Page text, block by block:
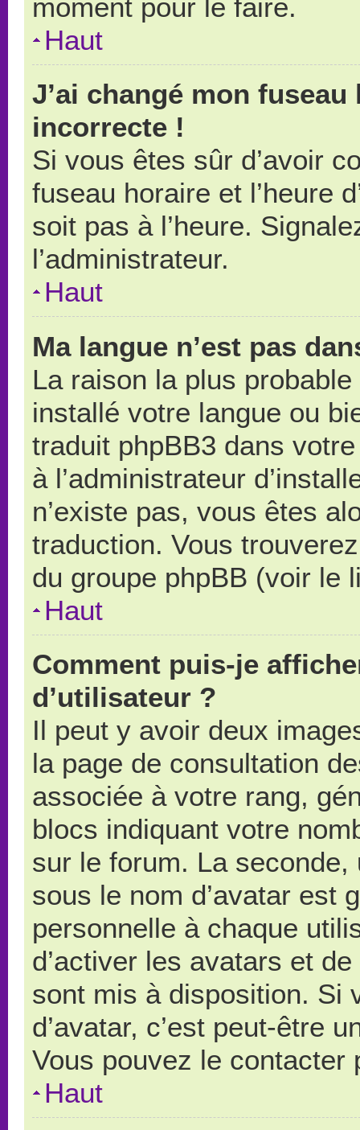
moment pour le faire.
Haut
J’ai changé mon
incorrecte !
Si vous êtes sûr d’avoir
fuseau horaire et l’heure
soit pas à l’heure.
l’administrateur.
Haut
Ma langue n’est pas
La raison la plus probable
installé votre langue ou
traduit phpBB3 dans
à l’administrateur
n’existe pas, vous êtes
traduction. Vous
du groupe phpBB (voir le
Haut
Comment puis-je
d’utilisateur ?
Il peut y avoir deux
la page de consultation
associée à votre rang,
blocs indiquant votre
sur le forum. La
sous le nom d’avatar est
personnelle à chaque
d’activer les avatars et
sont mis à disposition. Si
d’avatar, c’est peut-être
Vous pouvez le contacter
Haut